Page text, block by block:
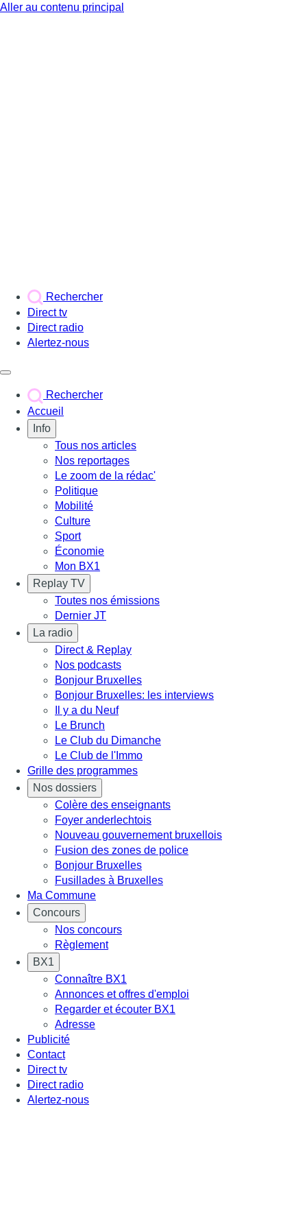
Aller au contenu principal
Rechercher
Direct tv
Direct radio
Alertez-nous
Rechercher
Accueil
Info
Tous nos articles
Nos reportages
Le zoom de la rédac'
Politique
Mobilité
Culture
Sport
Économie
Mon BX1
Replay TV
Toutes nos émissions
Dernier JT
La radio
Direct & Replay
Nos podcasts
Bonjour Bruxelles
Bonjour Bruxelles: les interviews
Il y a du Neuf
Le Brunch
Le Club du Dimanche
Le Club de l'Immo
Grille des programmes
Nos dossiers
Colère des enseignants
Foyer anderlechtois
Nouveau gouvernement bruxellois
Fusion des zones de police
Bonjour Bruxelles
Fusillades à Bruxelles
Ma Commune
Concours
Nos concours
Règlement
BX1
Connaître BX1
Annonces et offres d'emploi
Regarder et écouter BX1
Adresse
Publicité
Contact
Direct tv
Direct radio
Alertez-nous